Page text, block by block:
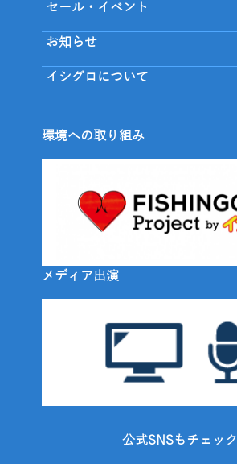
セール・イベント
お知らせ
イシグロについて
環境への取り組み
メディア出演
公式SNSもチェック